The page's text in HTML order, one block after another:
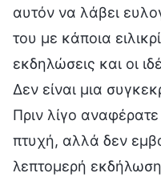
αυτόν να λάβει
του με κάποια
εκδηλώσεις και οι
Δεν είναι μια
Πριν λίγο
πτυχή, αλλά δεν
λεπτομερή